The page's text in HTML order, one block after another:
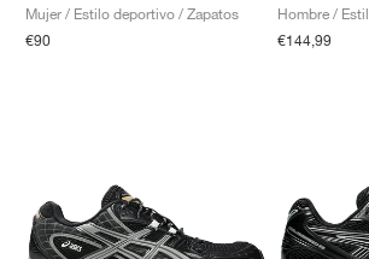
Mujer / Estilo deportivo / Zapatos
€90
Hombre /
€144,99